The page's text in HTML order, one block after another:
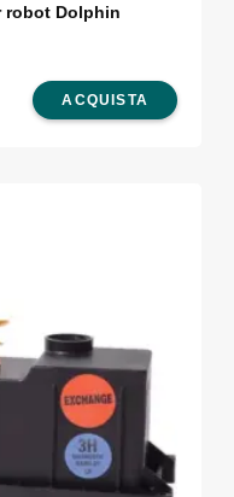
robot Dolphin
ACQUISTA